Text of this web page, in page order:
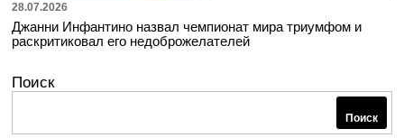
28.07.2026
Джанни Инфантино назвал чемпионат мира триумфом и
раскритиковал его недоброжелателей
Поиск
Поиск